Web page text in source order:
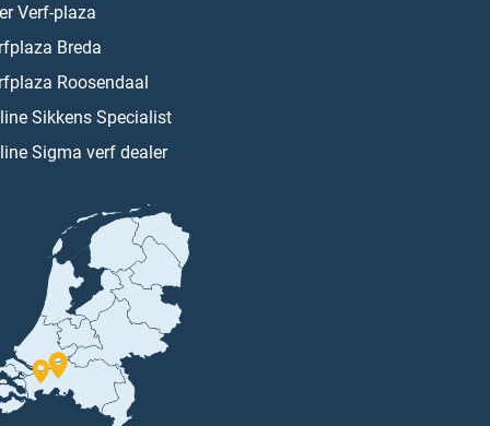
Verf-plaza
Breda
Roosendaal
Sikkens Specialist
Sigma verf dealer